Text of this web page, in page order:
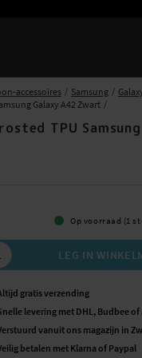
accessoires Samsung
Galaxy A42 Zwart
TPU
Op voorraad (1
LEG IN
gratis verzending
levering met DHL, Budbee
vanuit ons magazijn in
betalen met Klarna of Paypal